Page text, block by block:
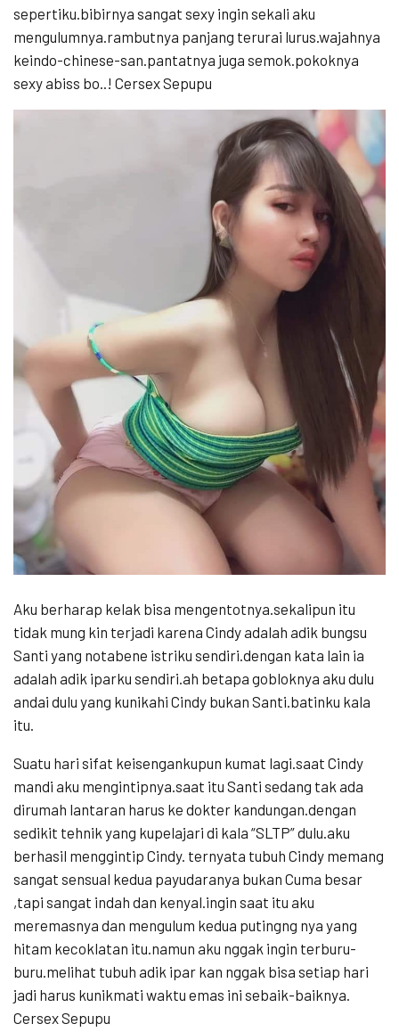
sepertiku.bibirnya sangat sexy ingin sekali aku
mengulumnya.rambutnya panjang terurai lurus.wajahnya
keindo-chinese-san.pantatnya juga semok.pokoknya
sexy abiss bo..! Cersex Sepupu
Aku berharap kelak bisa mengentotnya.sekalipun itu
tidak mung kin terjadi karena Cindy adalah adik bungsu
Santi yang notabene istriku sendiri.dengan kata lain ia
adalah adik iparku sendiri.ah betapa gobloknya aku dulu
andai dulu yang kunikahi Cindy bukan Santi.batinku kala
itu.
Suatu hari sifat keisengankupun kumat lagi.saat Cindy
mandi aku mengintipnya.saat itu Santi sedang tak ada
dirumah lantaran harus ke dokter kandungan.dengan
sedikit tehnik yang kupelajari di kala “SLTP” dulu.aku
berhasil menggintip Cindy. ternyata tubuh Cindy memang
sangat sensual kedua payudaranya bukan Cuma besar
,tapi sangat indah dan kenyal.ingin saat itu aku
meremasnya dan mengulum kedua putingng nya yang
hitam kecoklatan itu.namun aku nggak ingin terburu-
buru.melihat tubuh adik ipar kan nggak bisa setiap hari
jadi harus kunikmati waktu emas ini sebaik-baiknya.
Cersex Sepupu